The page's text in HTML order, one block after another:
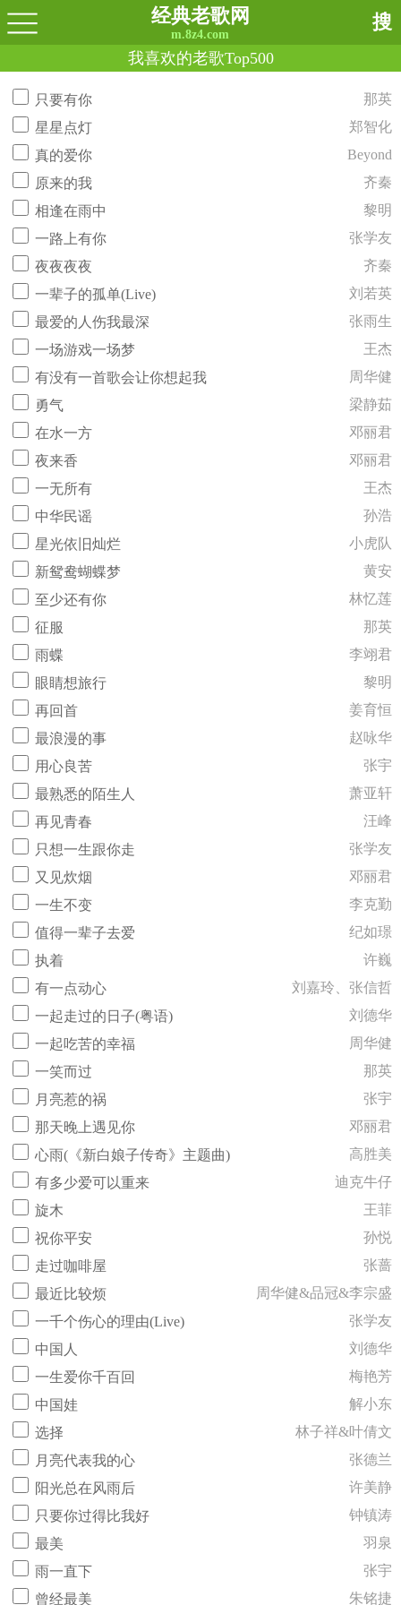
经典老歌网
m.8z4.com
搜
我喜欢的老歌Top500
只要有你
那英
星星点灯
郑智化
真的爱你
Beyond
原来的我
齐秦
相逢在雨中
黎明
一路上有你
张学友
夜夜夜夜
齐秦
一辈子的孤单(Live)
刘若英
最爱的人伤我最深
张雨生
一场游戏一场梦
王杰
有没有一首歌会让你想起我
周华健
勇气
梁静茹
在水一方
邓丽君
夜来香
邓丽君
一无所有
王杰
中华民谣
孙浩
星光依旧灿烂
小虎队
新鸳鸯蝴蝶梦
黄安
至少还有你
林忆莲
征服
那英
雨蝶
李翊君
眼睛想旅行
黎明
再回首
姜育恒
最浪漫的事
赵咏华
用心良苦
张宇
最熟悉的陌生人
萧亚轩
再见青春
汪峰
只想一生跟你走
张学友
又见炊烟
邓丽君
一生不变
李克勤
值得一辈子去爱
纪如璟
执着
许巍
有一点动心
刘嘉玲、张信哲
一起走过的日子(粤语)
刘德华
一起吃苦的幸福
周华健
一笑而过
那英
月亮惹的祸
张宇
那天晚上遇见你
邓丽君
心雨(《新白娘子传奇》主题曲)
高胜美
有多少爱可以重来
迪克牛仔
旋木
王菲
祝你平安
孙悦
走过咖啡屋
张蔷
最近比较烦
周华健&品冠&李宗盛
一千个伤心的理由(Live)
张学友
中国人
刘德华
一生爱你千百回
梅艳芳
中国娃
解小东
选择
林子祥&叶倩文
月亮代表我的心
张德兰
阳光总在风雨后
许美静
只要你过得比我好
钟镇涛
最美
羽泉
雨一直下
张宇
曾经最美
朱铭捷